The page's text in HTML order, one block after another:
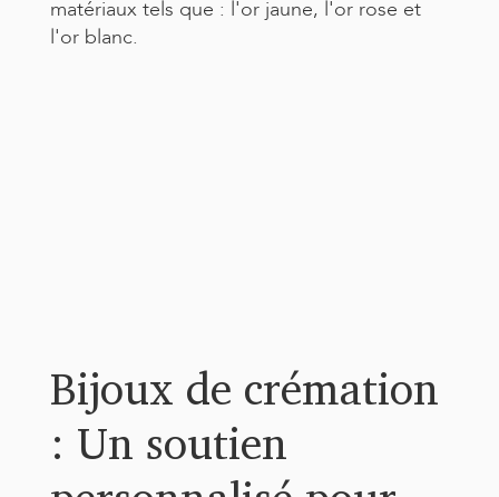
matériaux tels que : l'or jaune, l'or rose et
l'or blanc.
Bijoux de crémation
: Un soutien